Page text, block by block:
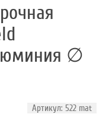
∅
Артикул: 522 mat